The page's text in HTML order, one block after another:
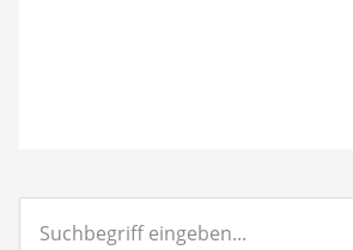
eingeben...